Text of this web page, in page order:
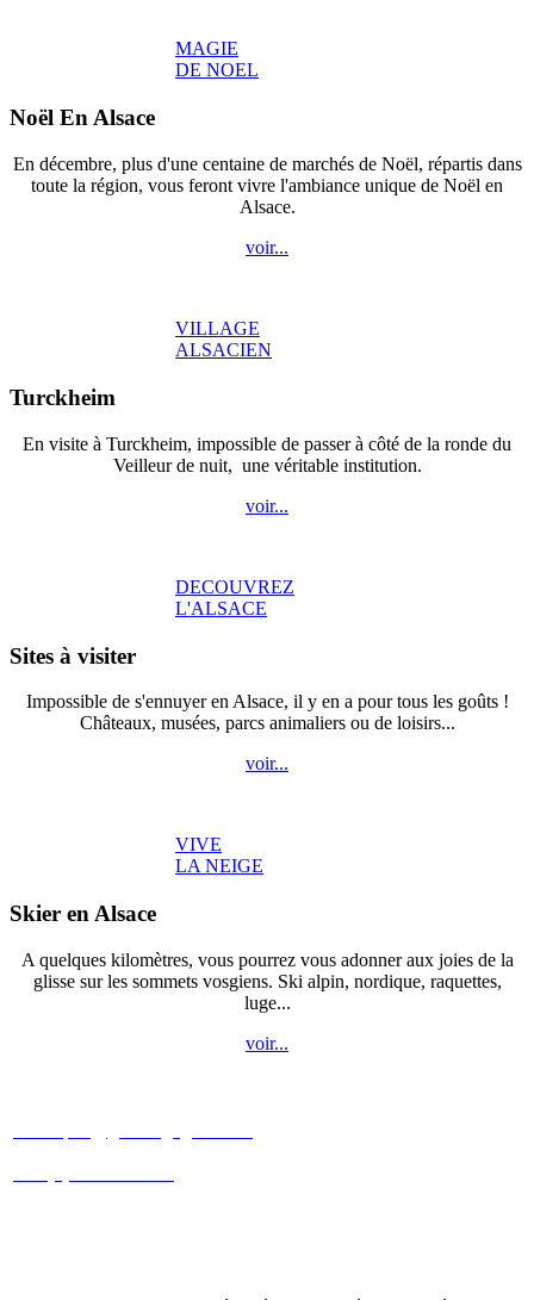
MAGIE
DE NOEL
Noël En Alsace
En décembre, plus d'une centaine de marchés de Noël, répartis dans
toute la région, vous feront vivre l'ambiance unique de Noël en
Alsace.
voir...
VILLAGE
ALSACIEN
Turckheim
En visite à Turckheim, impossible de passer à côté de la ronde du
Veilleur de nuit, une véritable institution.
voir...
DECOUVREZ
L'ALSACE
Sites à visiter
Impossible de s'ennuyer en Alsace, il y en a pour tous les goûts !
Châteaux, musées, parcs animaliers ou de loisirs...
voir...
VIVE
LA NEIGE
Skier en Alsace
A quelques kilomètres, vous pourrez vous adonner aux joies de la
glisse sur les sommets vosgiens. Ski alpin, nordique, raquettes,
luge...
voir...